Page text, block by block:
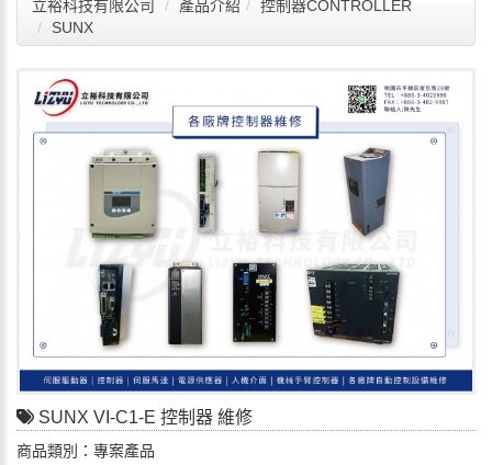
立裕科技有限公司 產品介紹
控制器CONTROLLER
SUNX
SUNX VI-C1-E 控制器 維修
商品類別：專案產品